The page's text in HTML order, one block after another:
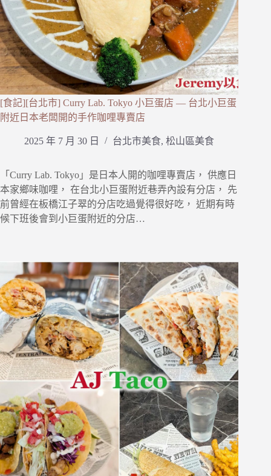
[食記][台北市] Curry Lab. Tokyo 小巨蛋店 — 台北小巨蛋
附近日本老闆開的手作咖哩專賣店
2025 年 7 月 30 日 台北市美食, 松山區美食
「Curry Lab. Tokyo」是日本人開的咖哩專賣店， 供應日
本家鄉味咖哩， 在台北小巨蛋附近巷弄內設有分店， 先
前曾經在板橋江子翠的分店吃過覺得很好吃， 近期有時
候下班後會到小巨蛋附近的分店…